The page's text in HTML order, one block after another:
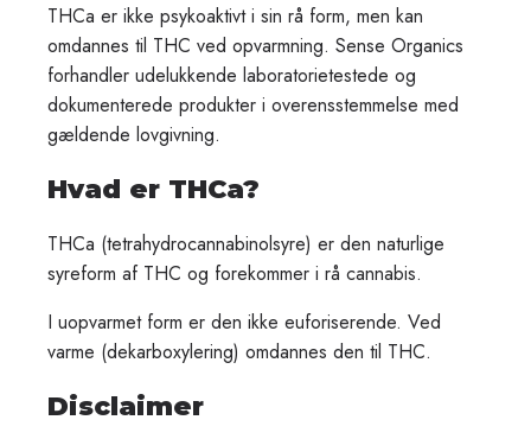
THCa er ikke psykoaktivt i sin rå form, men kan
omdannes til THC ved opvarmning. Sense Organics
forhandler udelukkende laboratorietestede og
dokumenterede produkter i overensstemmelse med
gældende lovgivning.
Hvad er THCa?
THCa (tetrahydrocannabinolsyre) er den naturlige
syreform af THC og forekommer i rå cannabis.
I uopvarmet form er den ikke euforiserende. Ved
varme (dekarboxylering) omdannes den til THC.
Disclaimer